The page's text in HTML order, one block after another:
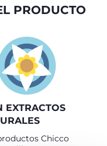
PRODUCTO
EXTRACTOS
Chicco